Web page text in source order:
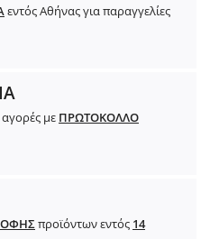
εντός Αθήνας για παραγγελίες
με ΠΡΩΤΟΚΟΛΛΟ
προϊόντων εντός 14